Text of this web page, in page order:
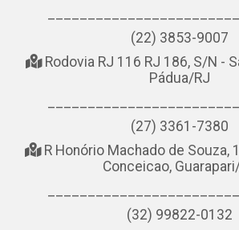
(22) 3853-9007
Rodovia RJ 116 RJ 186, S/N -
Pádua/RJ
(27) 3361-7380
R Honório Machado de Souza,
Conceicao,
(32) 99822-0132